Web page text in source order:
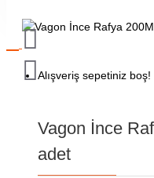
Alışveriş sepetiniz boş!
Vagon İnce
adet